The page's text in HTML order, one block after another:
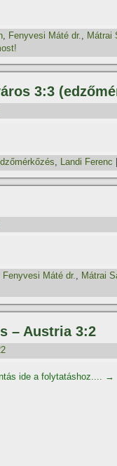
, Fenyvesi Máté dr., Mátrai
3:3
, Landi Ferenc
Fenyvesi Máté dr., Mátrai
– Austria 3:2
ide a folytatáshoz.... →